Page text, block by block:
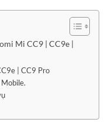
Mi CC9 | CC9e |
| CC9 Pro